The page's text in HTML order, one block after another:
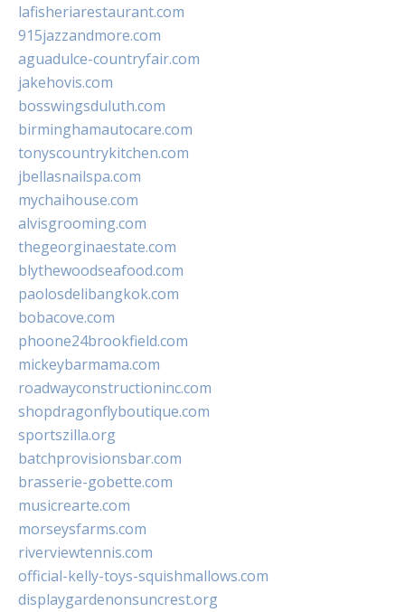
lafisheriarestaurant.com
915jazzandmore.com
aguadulce-countryfair.com
jakehovis.com
bosswingsduluth.com
birminghamautocare.com
tonyscountrykitchen.com
jbellasnailspa.com
mychaihouse.com
alvisgrooming.com
thegeorginaestate.com
blythewoodseafood.com
paolosdelibangkok.com
bobacove.com
phoone24brookfield.com
mickeybarmama.com
roadwayconstructioninc.com
shopdragonflyboutique.com
sportszilla.org
batchprovisionsbar.com
brasserie-gobette.com
musicrearte.com
morseysfarms.com
riverviewtennis.com
official-kelly-toys-squishmallows.com
displaygardenonsuncrest.org